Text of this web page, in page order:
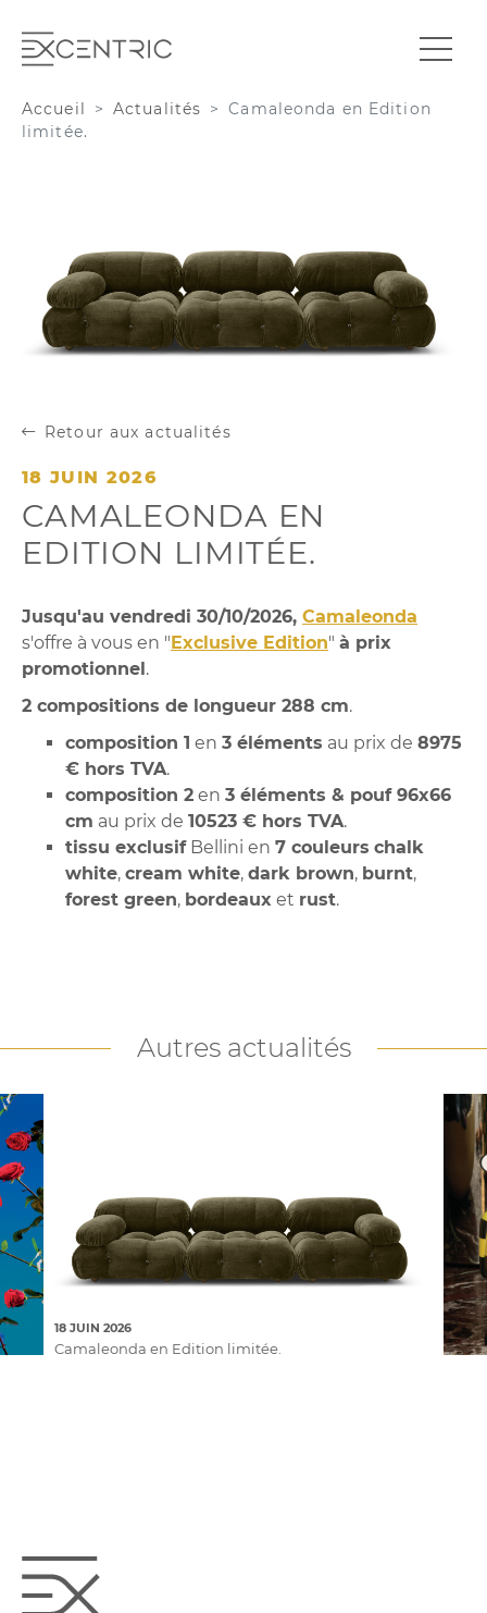
Accueil Actualités
Camaleonda en Edition
limitée.
Retour aux actualités
18 JUIN 2026
CAMALEONDA EN
EDITION LIMITÉE.
Jusqu'au vendredi 30/10/2026, Camaleonda
s'offre à vous en " Exclusive Edition" à prix
promotionnel .
2 compositions de longueur 288 cm.
composition 1 en 3 éléments au prix de 8975
€ hors TVA.
composition 2 en 3 éléments & pouf 96x66
cm au prix de 10523 € hors TVA.
tissu exclusifBellini en 7 couleurs chalk
white, cream white, dark brown, burnt,
forest green, bordeaux et rust.
Autres actualités
18 JUIN 2026
Camaleonda en Edition limitée.